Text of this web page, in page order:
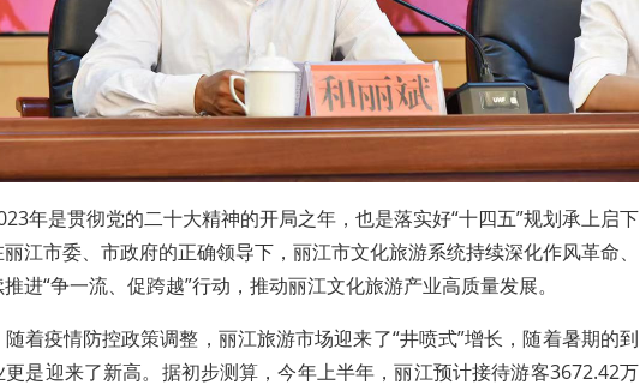
年是贯彻党的二十大精神的开局之年，也是落实好“十四五”规划承上启下
江市委、市政府的正确领导下，丽江市文化旅游系统持续深化作风革命、
进“争一流、促跨越”行动，推动丽江文化旅游产业高质量发展。
着疫情防控政策调整，丽江旅游市场迎来了“井喷式”增长，随着暑期的到
是迎来了新高。据初步测算，今年上半年，丽江预计接待游客3672.42万